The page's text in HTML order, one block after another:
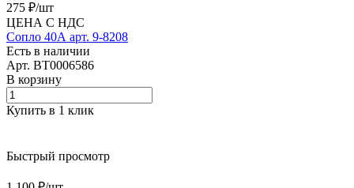
275 ₽/шт
ЦЕНА С НДС
Сопло 40А арт. 9-8208
Есть в наличии
Арт. BT0006586
В корзину
Купить в 1 клик
Быстрый просмотр